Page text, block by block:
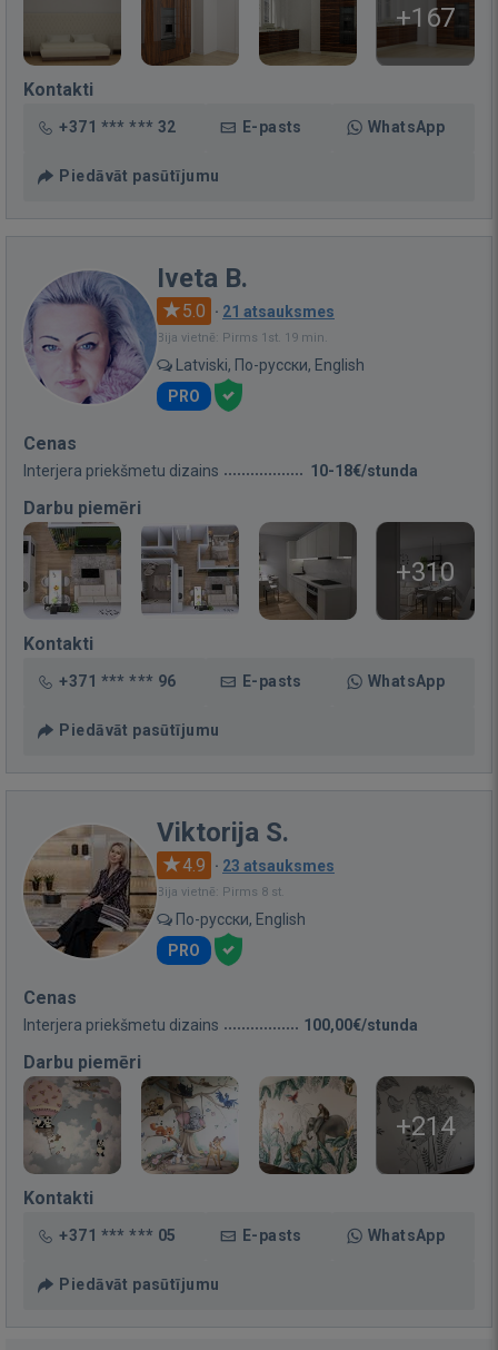
+167
Kontakti
+371 *** *** 32 E-pasts WhatsApp
Piedāvāt pasūtījumu
Iveta B.
5.0 · 21 atsauksmes
Bija vietnē: Pirms 1st. 19 min.
Latviski, По-русски, English
PRO
Cenas
Interjera priekšmetu dizains 10-18€/stunda
Darbu piemēri
+310
Kontakti
+371 *** *** 96 E-pasts WhatsApp
Piedāvāt pasūtījumu
Viktorija S.
4.9 · 23 atsauksmes
Bija vietnē: Pirms 8 st.
По-русски, English
PRO
Cenas
Interjera priekšmetu dizains 100,00€/stunda
Darbu piemēri
+214
Kontakti
+371 *** *** 05 E-pasts WhatsApp
Piedāvāt pasūtījumu